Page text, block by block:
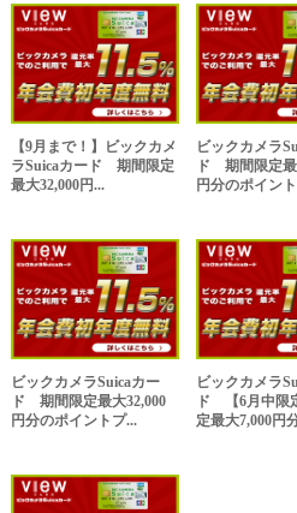
【9月まで！】ビックカメ
ラSuicaカード 期間限定
最大32,000円...
ビックカメラ
ド 期間限定最
円分のポイン
ビックカメラSuicaカー
ド 期間限定最大32,000
円分のポイントプ...
ビックカメラ
ド 【6月中限
定最大7,000円